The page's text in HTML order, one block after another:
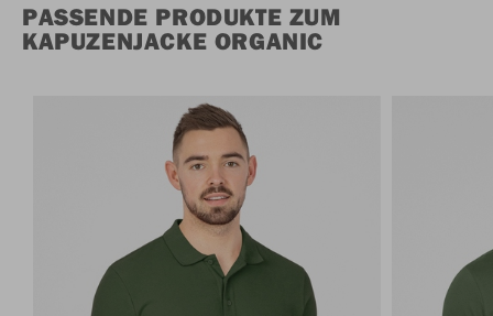
PASSENDE PRODUKTE ZUM
KAPUZENJACKE ORGANIC